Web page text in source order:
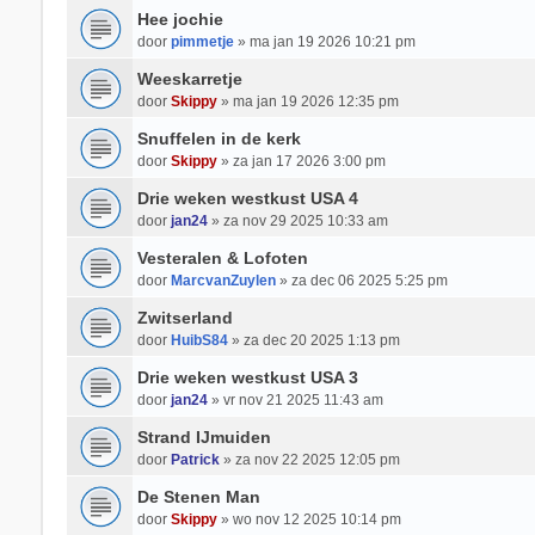
Hee jochie
door pimmetje» ma jan 19 2026 10:21 pm
Weeskarretje
door Skippy» ma jan 19 2026 12:35 pm
Snuffelen in de kerk
door Skippy» za jan 17 2026 3:00 pm
Drie weken westkust USA 4
door jan24» za nov 29 2025 10:33 am
Vesteralen & Lofoten
door MarcvanZuylen» za dec 06 2025 5:25 pm
Zwitserland
door HuibS84» za dec 20 2025 1:13 pm
Drie weken westkust USA 3
door jan24» vr nov 21 2025 11:43 am
Strand IJmuiden
door Patrick» za nov 22 2025 12:05 pm
De Stenen Man
door Skippy» wo nov 12 2025 10:14 pm